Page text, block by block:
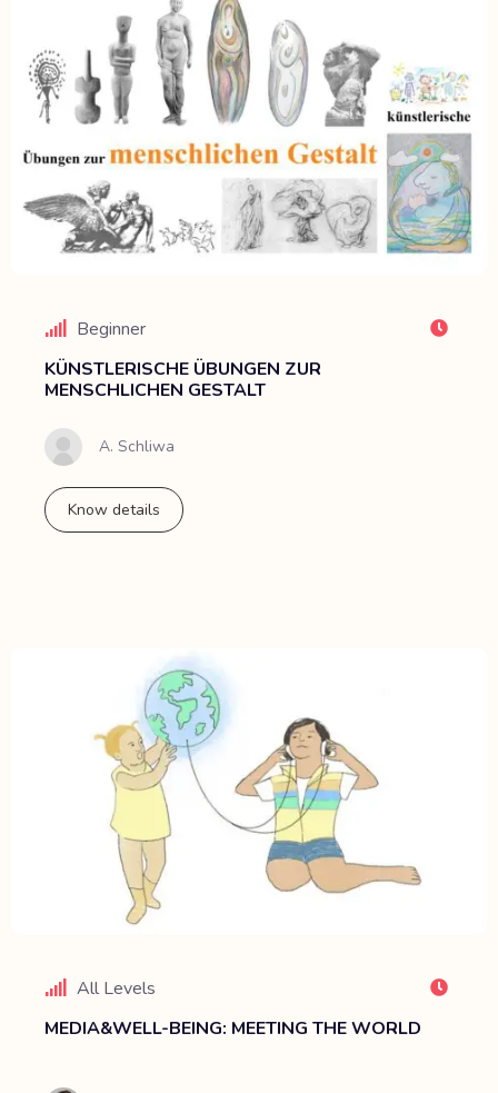
Beginner
KÜNSTLERISCHE ÜBUNGEN ZUR
MENSCHLICHEN GESTALT
A. Schliwa
Know details
All Levels
MEDIA&WELL-BEING: MEETING THE WORLD